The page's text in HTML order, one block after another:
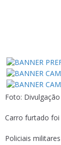
Foto: Divulgação
Carro furtado
Policiais